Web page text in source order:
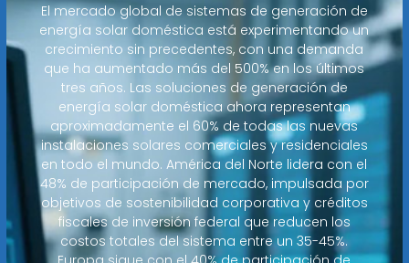
El mercado global de sistemas de generación de
energía solar doméstica está experimentando un
crecimiento sin precedentes, con una demanda
que ha aumentado más del 500% en los últimos
tres años. Las soluciones de generación de
energía solar doméstica ahora representan
aproximadamente el 60% de todas las nuevas
instalaciones solares comerciales y residenciales
en todo el mundo. América del Norte lidera con el
48% de participación de mercado, impulsada por
objetivos de sostenibilidad corporativa y créditos
fiscales de inversión federal que reducen los
costos totales del sistema entre un 35-45%.